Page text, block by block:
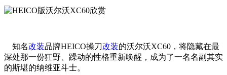
知名改装品牌HEICO操刀改装的沃尔沃XC60，将隐藏在最
深处那一份狂野、躁动的性格重新唤醒，成为了一名名副其实
的斯堪的纳维亚斗士。